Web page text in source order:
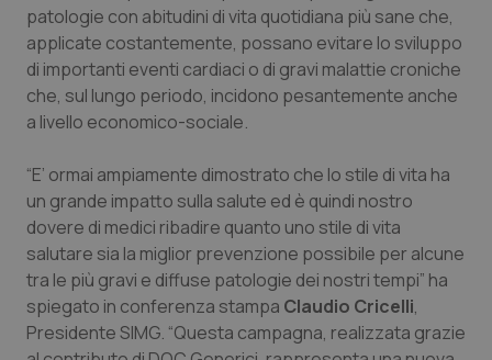
Provincia Autonoma di Bolzano
Provincia Autonoma di Trento
Puglia
Sardegna
Sicilia
Toscana
Infezioni & Febbre
Ipertensione & Scompenso
Malattie rare
Malattia di Crohn & Rettocolite Ulcerosa
Neuroscienze & patologie neurodegenerative
Obesità
patologie con abitudini di vita quotidiana più sane che,
applicate costantemente, possano evitare lo sviluppo
di importanti eventi cardiaci o di gravi malattie croniche
che, sul lungo periodo, incidono pesantemente anche
a livello economico-sociale.
“E’ ormai ampiamente dimostrato che lo stile di vita ha
un grande impatto sulla salute ed è quindi nostro
dovere di medici ribadire quanto uno stile di vita
salutare sia la miglior prevenzione possibile per alcune
tra le più gravi e diffuse patologie dei nostri tempi” ha
spiegato in conferenza stampa Claudio Cricelli,
Presidente SIMG. “Questa campagna, realizzata grazie